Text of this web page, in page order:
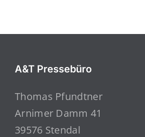
A&T Pressebüro
Thomas Pfundtner
Arnimer Damm 41
39576 Stendal